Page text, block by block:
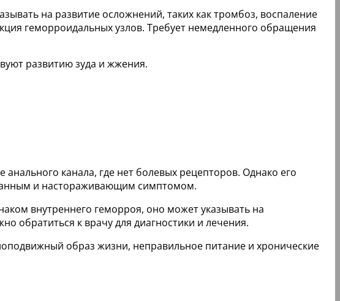
на развитие осложнений, таких как тромбоз, воспаление
геморроидальных узлов. Требует немедленного обращения
развитию зуда и жжения.
канала, где нет болевых рецепторов. Однако его
и настораживающим симптомом.
внутреннего геморроя, оно может указывать на
обратиться к врачу для диагностики и лечения.
образ жизни, неправильное питание и хронические